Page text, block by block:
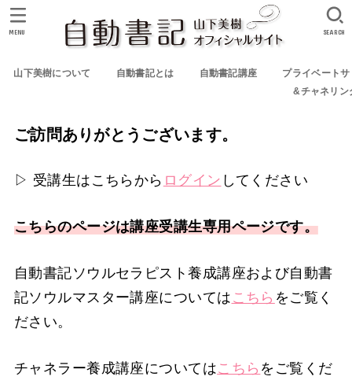
山下美樹について 自動書記とは 自動書記講座
プライベート
&チャネリン
SEARCH
MENU
ご訪問ありがとうございます。
▷ 受講生はこちらから ログイン してください
こちらのページは講座受講生専用ページです。
自動書記ソウルセラピスト養成講座および自動書
記ソウルマスター講座については こちら をご覧く
ださい。
チャネラー養成講座についてはこちら をご覧くだ